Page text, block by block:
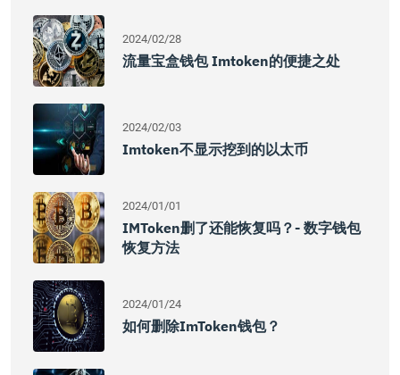
2024/02/28
流量宝盒钱包 Imtoken的便捷之处
2024/02/03
Imtoken不显示挖到的以太币
2024/01/01
IMToken删了还能恢复吗？- 数字钱包
恢复方法
2024/01/24
如何删除imToken钱包？